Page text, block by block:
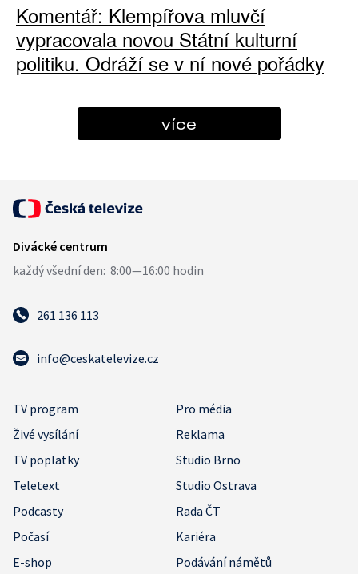
Komentář: Klempířova mluvčí
vypracovala novou Státní kulturní
politiku. Odráží se v ní nové pořádky
více
261 136 113
info@ceskatelevize.cz
TV program
Pro média
Živé vysílání
Reklama
TV poplatky
Studio Brno
Teletext
Studio Ostrava
Podcasty
Rada ČT
Počasí
Kariéra
E-shop
Podávání námětů